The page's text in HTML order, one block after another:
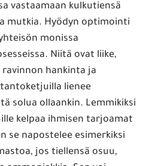
vastaamaan kulkutiensä
mutkia. Hyödyn optimointi
monissa
Niitä ovat liike,
hankinta ja
lienee
solua ollaankin. Lemmikiksi
kelpaa ihmisen tarjoamat
se napostelee esimerkiksi
jos tiellensä osuu,